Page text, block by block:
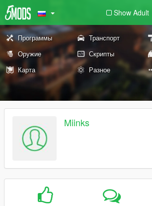
Show Adult
Программы Транспорт
Оружие
Скрипты
Карта
Разное
Miinks